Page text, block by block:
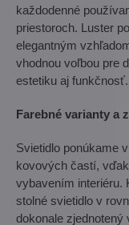
každodenné
priestoroch. Luster
elegantným
vhodnou voľbou pre
estetiku aj funkčnosť.
Farebné varianty a
Svietidlo ponúkame
kovových častí,
vybavením interiéru.
stolné svietidlo v
dokonale zjednotený